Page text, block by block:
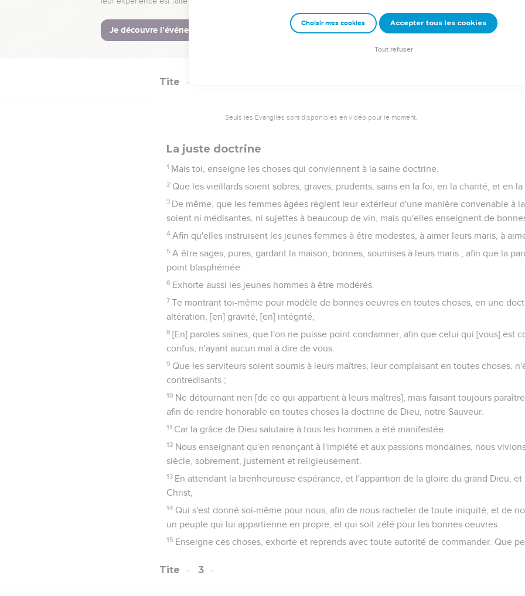
mais leur entendement et leur conscience sont souillés.
16 Ils font profession de connaître Dieu, mais ils le renoncent par leurs oeuvres ; car ils
Tite
Seuls les Évangiles sont disponibles en vidéo pour le moment.
La juste doctrine
1 Mais toi, enseigne les choses qui conviennent à la saine doctrine.
2 Que les vieillards soient sobres, graves, prudents, sains en la foi, en la charité, et en la
3 De même, que les femmes âgées règlent leur extérieur d'une manière convenable à
soient ni médisantes, ni sujettes à beaucoup de vin, mais qu'elles enseignent de
4 Afin qu'elles instruisent les jeunes femmes à être modestes, à aimer leurs maris, à
5 A être sages, pures, gardant la maison, bonnes, soumises à leurs maris ; afin que la
point blasphémée.
6 Exhorte aussi les jeunes hommes à être modérés.
7 Te montrant toi-même pour modèle de bonnes oeuvres en toutes choses, en une
altération, [en] gravité, [en] intégrité,
8 [En] paroles saines, que l'on ne puisse point condamner, afin que celui qui [vous] est
confus, n'ayant aucun mal à dire de vous.
9 Que les serviteurs soient soumis à leurs maîtres, leur complaisant en toutes choses,
contredisants ;
10 Ne détournant rien [de ce qui appartient à leurs maîtres], mais faisant toujours
afin de rendre honorable en toutes choses la doctrine de Dieu, notre Sauveur.
11 Car la grâce de Dieu salutaire à tous les hommes a été manifestée.
12 Nous enseignant qu'en renonçant à l'impiété et aux passions mondaines, nous
siècle, sobrement, justement et religieusement.
13 En attendant la bienheureuse espérance, et l'apparition de la gloire du grand Dieu, et
Christ,
14 Qui s'est donné soi-même pour nous, afin de nous racheter de toute iniquité, et de
un peuple qui lui appartienne en propre, et qui soit zélé pour les bonnes oeuvres.
15 Enseigne ces choses, exhorte et reprends avec toute autorité de commander. Que
Tite 3
Choisir mes cookies Accepter tous les cookies
Tout refuser